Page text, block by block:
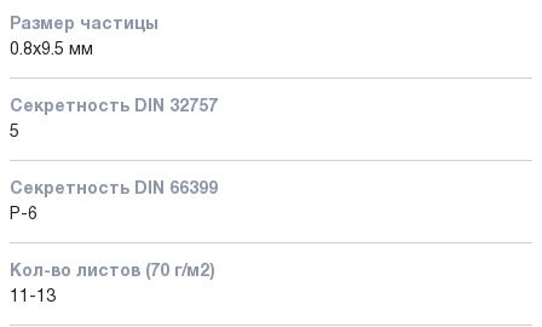
Размер частицы
0.8x9.5 мм
Секретность DIN 32757
5
Секретность DIN 66399
P-6
Кол-во листов (70 г/м2)
11-13